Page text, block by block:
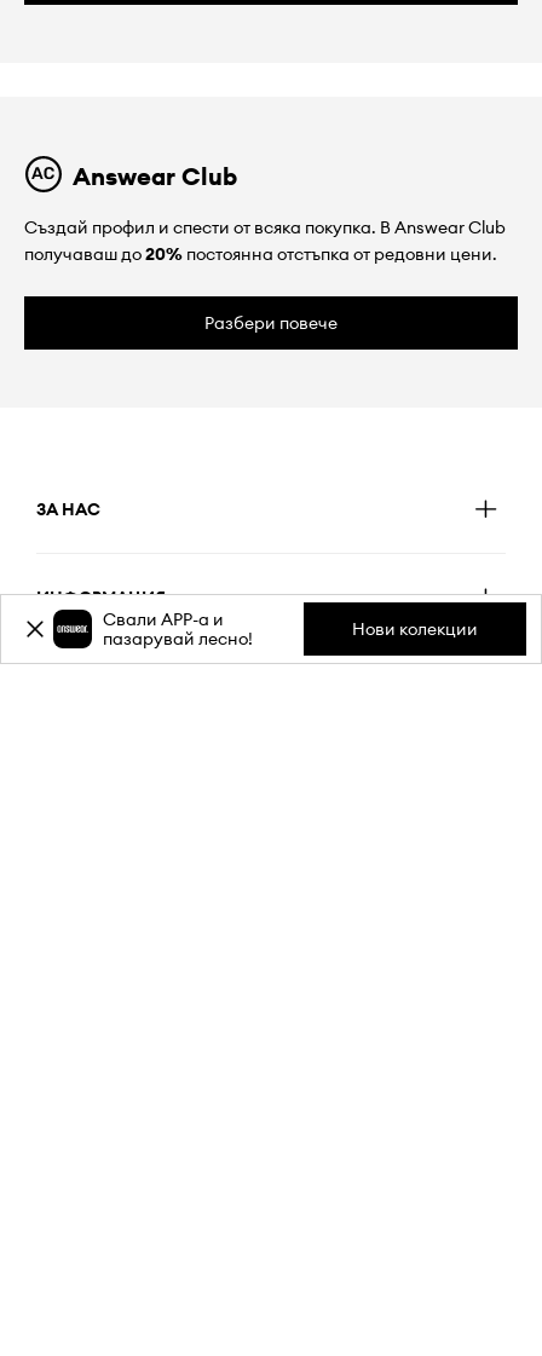
Answear Club
Създай профил и спести от всяка покупка. В Answear Club
получаваш до20% постоянна отстъпка от редовни цени.
Разбери повече
ЗА НАС
ИНФОРМАЦИЯ
Свали APP-a и
пазарувай лесно!
Нови колекции